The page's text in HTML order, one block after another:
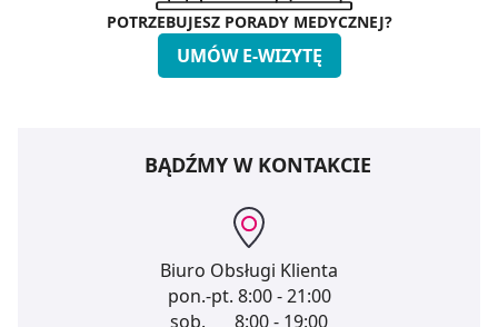
POTRZEBUJESZ PORADY MEDYCZNEJ?
UMÓW E-WIZYTĘ
BĄDŹMY W KONTAKCIE
Biuro Obsługi Klienta
pon.-pt. 8:00 - 21:00
sob.
8:00 - 19:00